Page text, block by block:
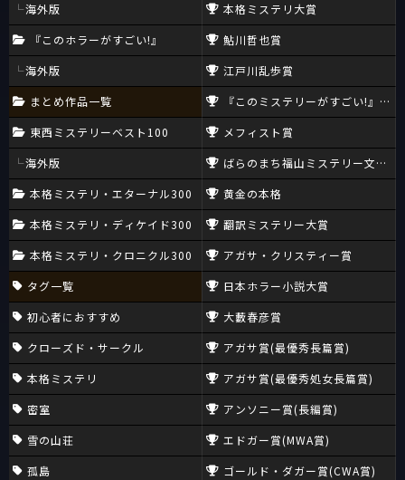
海外版
『このホラーがすごい!』
海外版
まとめ作品一覧
東西ミステリーベスト100
海外版
本格ミステリ・エターナル300
本格ミステリ・ディケイド300
本格ミステリ・クロニクル300
タグ一覧
初心者におすすめ
クローズド・サークル
本格ミステリ
密室
雪の山荘
孤島
本格ミステリ大賞
鮎川哲也賞
江戸川乱歩賞
『このミステリーがすごい!』大賞
メフィスト賞
ばらのまち福山ミステリー文学新
黄金の本格
翻訳ミステリー大賞
アガサ・クリスティー賞
日本ホラー小説大賞
大藪春彦賞
アガサ賞(最優秀長篇賞)
アガサ賞(最優秀処女長篇賞)
アンソニー賞(長編賞)
エドガー賞(MWA賞)
ゴールド・ダガー賞(CWA賞)